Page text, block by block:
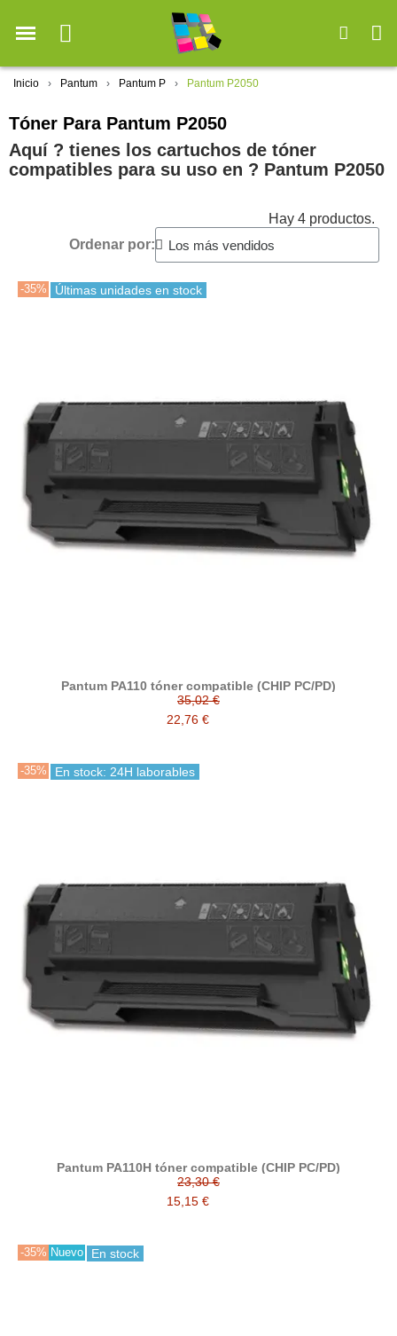
Inicio Pantum Pantum P Pantum P2050
Tóner Para Pantum P2050
Aquí ? tienes los cartuchos de tóner
compatibles para su uso en ?️ Pantum P2050
Hay 4 productos.
Ordenar por:
-35% Últimas unidades en stock
Pantum PA110 tóner compatible (CHIP PC/PD)
35,02 €
22,76 €
-35% En stock: 24H laborables
Pantum PA110H tóner compatible (CHIP PC/PD)
23,30 €
15,15 €
-35% Nuevo En stock